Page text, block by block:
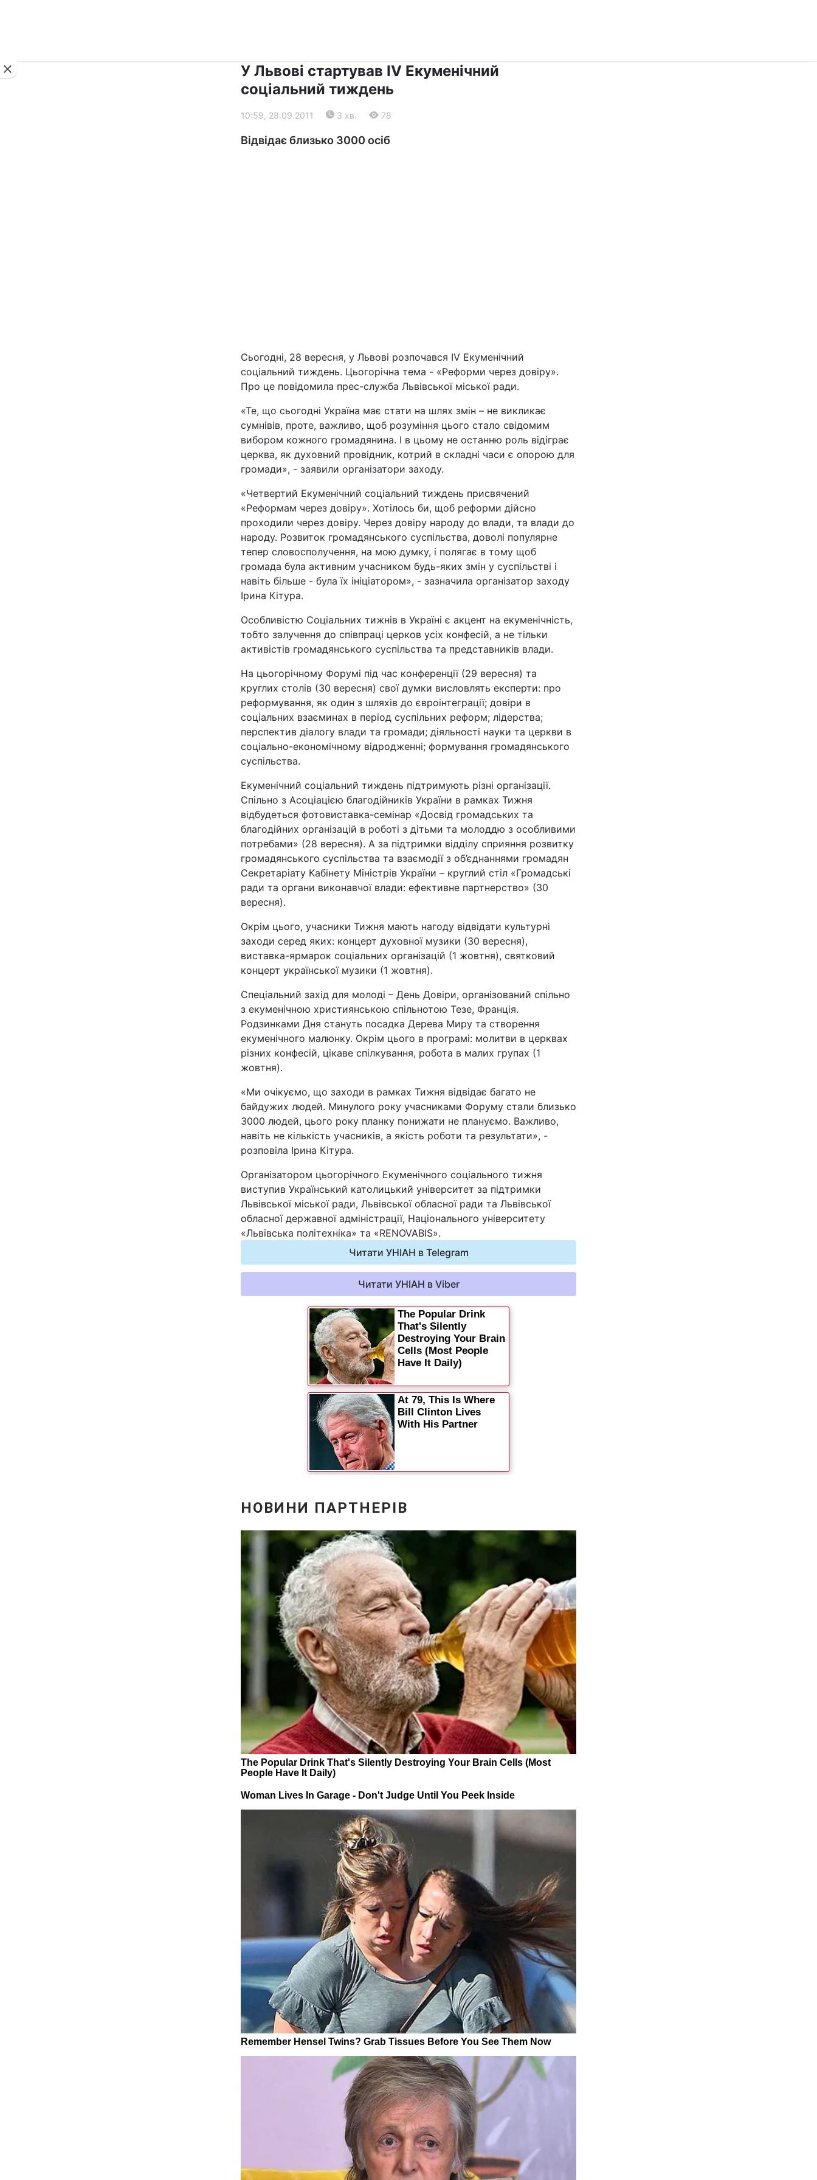
Політика
Світ
Львів
Наука
Лайт
Інциденти
Погода
Статті
Думки
Вакансії
Фотобанк
Пресцентр
У Львові стартував IV Екуменічний
соціальний тиждень
10:59, 28.09.2011 3 хв. 78
Відвідає близько 3000 осіб
Сьогодні, 28 вересня, у Львові розпочався IV Екуменічний
соціальний тиждень. Цьогорічна тема - «Реформи через довіру».
Про це повідомила прес-служба Львівської міської ради.
«Те, що сьогодні Україна має стати на шлях змін – не викликає
сумнівів, проте, важливо, щоб розуміння цього стало свідомим
вибором кожного громадянина. І в цьому не останню роль відіграє
церква, як духовний провідник, котрий в складні часи є опорою для
громади», - заявили організатори заходу.
«Четвертий Екуменічний соціальний тиждень присвячений
«Реформам через довіру». Хотілось би, щоб реформи дійсно
проходили через довіру. Через довіру народу до влади, та влади до
народу. Розвиток громадянського суспільства, доволі популярне
тепер словосполучення, на мою думку, і полягає в тому щоб
громада була активним учасником будь-яких змін у суспільстві і
навіть більше - була їх ініціатором», - зазначила організатор заходу
Ірина Кітура.
Особливістю Соціальних тижнів в Україні є акцент на екуменічність,
тобто залучення до співпраці церков усіх конфесій, а не тільки
активістів громадянського суспільства та представників влади.
На цьогорічному Форумі під час конференції (29 вересня) та
круглих столів (30 вересня) свої думки висловлять експерти: про
реформування, як один з шляхів до євроінтеграції; довіри в
соціальних взаєминах в період суспільних реформ; лідерства;
перспектив діалогу влади та громади; діяльності науки та церкви в
соціально-економічному відродженні; формування громадянського
суспільства.
Екуменічний соціальний тиждень підтримують різні організації.
Спільно з Асоціацією благодійників України в рамках Тижня
відбудеться фотовиставка-семінар «Досвід громадських та
благодійних організацій в роботі з дітьми та молоддю з особливими
потребами» (28 вересня). А за підтримки відділу сприяння розвитку
громадянського суспільства та взаємодії з об’єднаннями громадян
Секретаріату Кабінету Міністрів України – круглий стіл «Громадські
ради та органи виконавчої влади: ефективне партнерство» (30
вересня).
Окрім цього, учасники Тижня мають нагоду відвідати культурні
заходи серед яких: концерт духовної музики (30 вересня),
виставка-ярмарок соціальних організацій (1 жовтня), святковий
концерт української музики (1 жовтня).
Спеціальний захід для молоді – День Довіри, організований спільно
з екуменічною християнською спільнотою Тезе, Франція.
Родзинками Дня стануть посадка Дерева Миру та створення
екуменічного малюнку. Окрім цього в програмі: молитви в церквах
різних конфесій, цікаве спілкування, робота в малих групах (1
жовтня).
«Ми очікуємо, що заходи в рамках Тижня відвідає багато не
байдужих людей. Минулого року учасниками Форуму стали близько
3000 людей, цього року планку понижати не плануємо. Важливо,
навіть не кількість учасників, а якість роботи та результати», -
розповіла Ірина Кітура.
Організатором цьогорічного Екуменічного соціального тижня
виступив Український католицький університет за підтримки
Львівської міської ради, Львівської обласної ради та Львівської
обласної державної адміністрації, Національного університету
«Львівська політехніка» та «RENOVABIS».
Читати УНІАН в Telegram
Читати УНІАН в Viber